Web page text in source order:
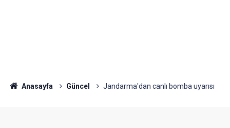
Anasayfa Güncel Jandarma'dan canlı bomba uyarısı